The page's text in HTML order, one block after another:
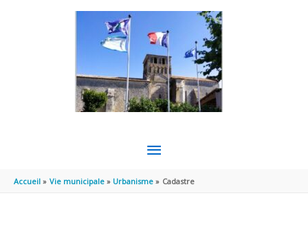
MENU
PRINCIPAL
Accueil Vie municipale Urbanisme Cadastre